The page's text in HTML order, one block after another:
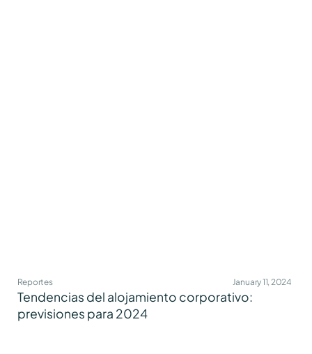
Reportes January 11, 2024
Tendencias del alojamiento corporativo:
previsiones para 2024